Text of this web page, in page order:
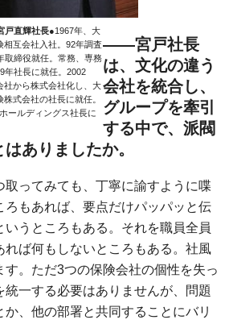
戸直輝社長●1967年、大
相互会社入社。92年調査
取締役就任。常務、専務
年社長に就任。2002
社から株式会社化し、大
株式会社の社長に就任。
ールディングス社長に
――宮戸社長
は、文化の違う
会社を統合し、
グループを牽引
する中で、派閥
ありましたか。
取ってみても、丁寧に諭すように喋
ろもあれば、要点だけパッパッと伝
いうところもある。それを職員全員
れば何もしないところもある。社風
。ただ3つの保険会社の個性を失っ
統一する必要はありませんが、問題
、他の部署と共同することにバリ